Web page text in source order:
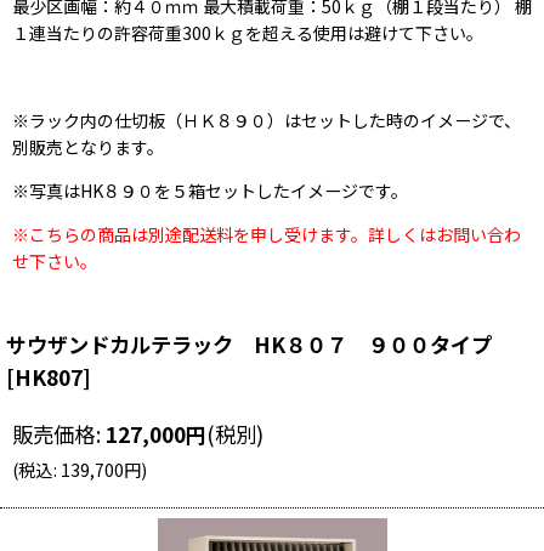
最少区画幅：約４０ｍｍ 最大積載荷重：50ｋｇ（棚１段当たり） 棚
１連当たりの許容荷重300ｋｇを超える使用は避けて下さい。
※ラック内の仕切板（ＨＫ８９０）はセットした時のイメージで、
別販売となります。
※写真はHK８９０を５箱セットしたイメージです。
※こちらの商品は別途配送料を申し受けます。詳しくはお問い合わ
せ下さい。
サウザンドカルテラック HK８０７ ９００タイプ
[HK807]
販売価格: 127,000円(税別)
(税込: 139,700円)